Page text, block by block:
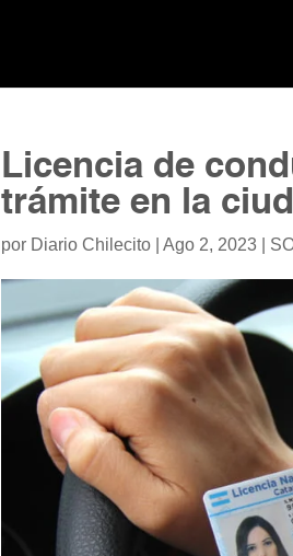
Licencia de
trámite en la
por Diario Chilecito |Ago 2, 2023